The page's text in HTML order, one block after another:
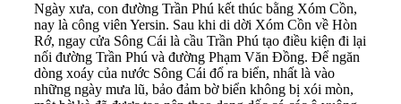
Ngày xưa, con đường Trần Phú kết thúc bằng Xóm Cồn,
nay là công viên Yersin. Sau khi di dời Xóm Cồn về Hòn
Rớ, ngay cửa Sông Cái là cầu Trần Phú tạo điều kiện đi lại
nối đường Trần Phú và đường Phạm Văn Đồng. Để ngăn
dòng xoáy của nước Sông Cái đổ ra biển, nhất là vào
những ngày mưa lũ, bảo đảm bờ biển không bị xói mòn,